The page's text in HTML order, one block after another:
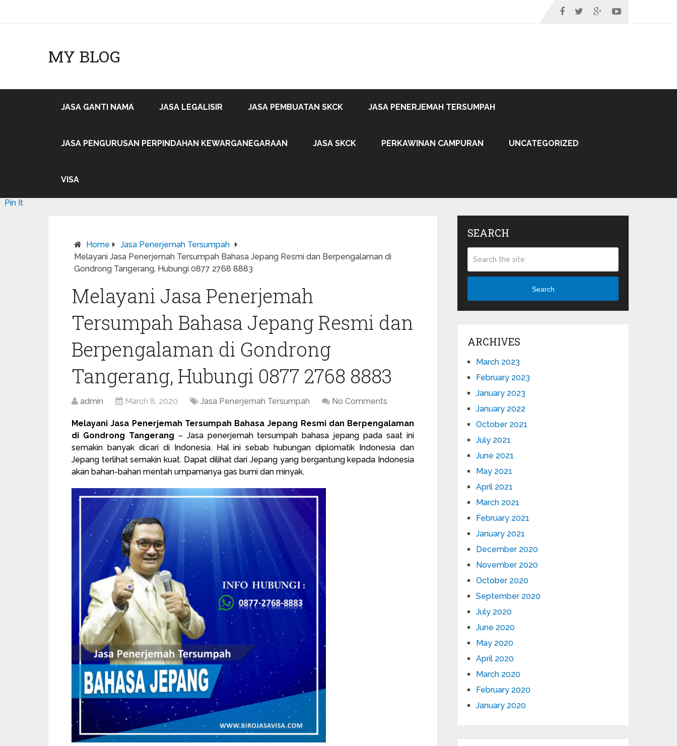
MY BLOG
JASA GANTI NAMA JASA LEGALISIR JASA PEMBUATAN SKCK JASA PENERJEMAH TERSUMPAH
JASA PENGURUSAN PERPINDAHAN KEWARGANEGARAAN JASA SKCK PERKAWINAN CAMPURAN UNCATEGORIZED
VISA
Home
Jasa Penerjemah Tersumpah
Melayani Jasa Penerjemah Tersumpah Bahasa Jepang Resmi dan Berpengalaman di
Gondrong Tangerang, Hubungi 0877 2768 8883
Melayani Jasa Penerjemah
Tersumpah Bahasa Jepang Resmi dan
Berpengalaman di Gondrong
Tangerang, Hubungi 0877 2768 8883
admin March 8, 2020 Jasa Penerjemah Tersumpah No Comments
Melayani Jasa Penerjemah Tersumpah Bahasa Jepang Resmi dan Berpengalaman
di Gondrong Tangerang – Jasa penerjemah tersumpah bahasa jepang pada saat ini
semakin banyak dicari di Indonesia. Hal ini sebab hubungan diplomatik Indonesia dan
Jepang terlihat semakin kuat. Dapat dilihat dari Jepang yang bergantung kepada Indonesia
akan bahan-bahan mentah umpamanya gas bumi dan minyak.
Pin It
SEARCH
Search
ARCHIVES
March 2023
February 2023
January 2023
January 2022
October 2021
July 2021
June 2021
May 2021
April 2021
March 2021
February 2021
January 2021
December 2020
November 2020
October 2020
September 2020
July 2020
June 2020
May 2020
April 2020
March 2020
February 2020
January 2020